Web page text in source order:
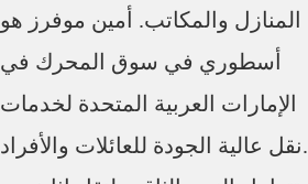
المنازل والمكاتب. أمين موفرز هو
أسطوري في سوق المحرك في
الإمارات العربية المتحدة لخدمات
نقل عالية الجودة للعائلات والأفراد.